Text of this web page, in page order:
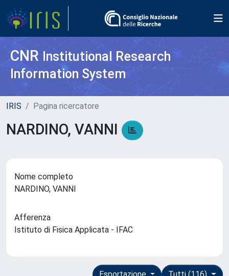
CNR Institutional Research
Information System
IRIS Pagina ricercatore
NARDINO, VANNI
Nome completo
NARDINO, VANNI
Afferenza
Istituto di Fisica Applicata - IFAC